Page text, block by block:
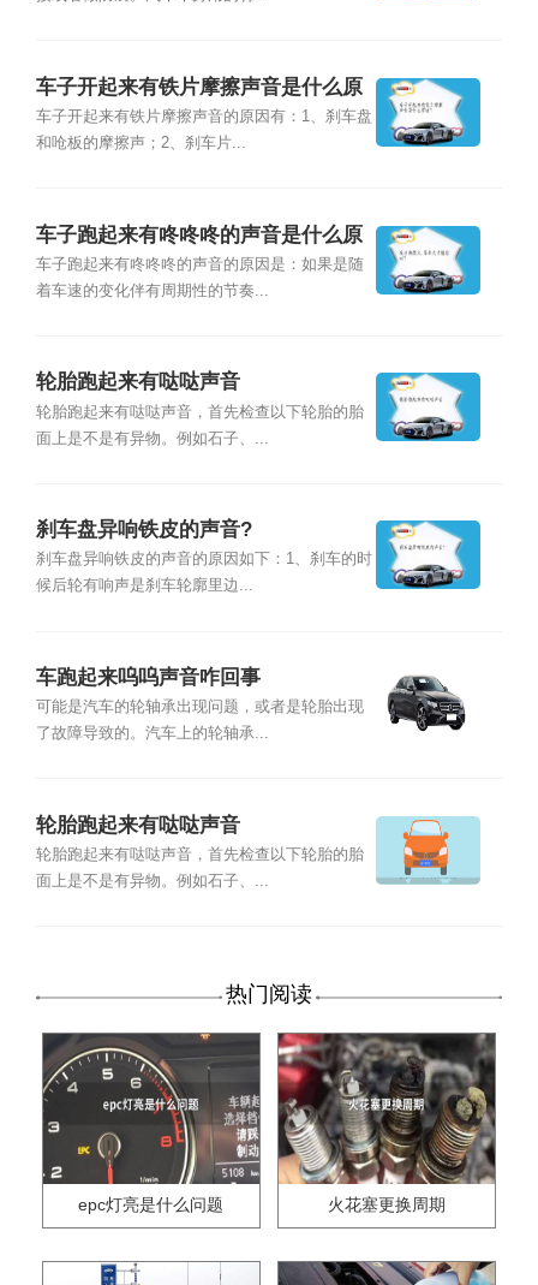
车子开起来有铁片摩擦声音是什么原
因？
车子开起来有铁片摩擦声音的原因有：1、刹车盘
和呛板的摩擦声；2、刹车片...
车子跑起来有咚咚咚的声音是什么原
因？
车子跑起来有咚咚咚的声音的原因是：如果是随
着车速的变化伴有周期性的节奏...
轮胎跑起来有哒哒声音
轮胎跑起来有哒哒声音，首先检查以下轮胎的胎
面上是不是有异物。例如石子、...
刹车盘异响铁皮的声音?
刹车盘异响铁皮的声音的原因如下：1、刹车的时
候后轮有响声是刹车轮廓里边...
车跑起来呜呜声音咋回事
可能是汽车的轮轴承出现问题，或者是轮胎出现
了故障导致的。汽车上的轮轴承...
轮胎跑起来有哒哒声音
轮胎跑起来有哒哒声音，首先检查以下轮胎的胎
面上是不是有异物。例如石子、...
热门阅读
epc灯亮是什么问题 火花塞更换周期